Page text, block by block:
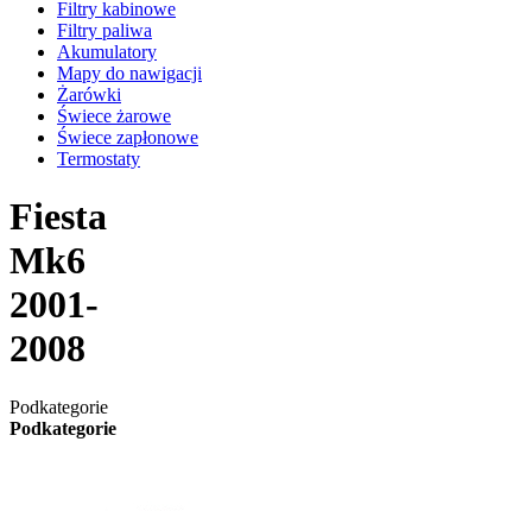
Filtry kabinowe
Filtry paliwa
Akumulatory
Mapy do nawigacji
Żarówki
Świece żarowe
Świece zapłonowe
Termostaty
Fiesta
Mk6
2001-
2008
Podkategorie
Podkategorie